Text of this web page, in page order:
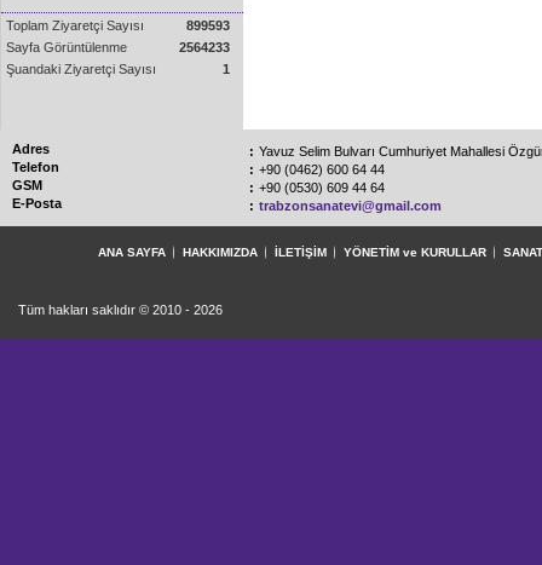
Toplam Ziyaretçi Sayısı
899593
Sayfa Görüntülenme
2564233
Şuandaki Ziyaretçi Sayısı
1
Adres : Yavuz Selim Bulvarı Cumhuriyet Mahallesi
Telefon
: +90 (0462) 600 64 44
GSM
: +90 (0530) 609 44 64
E-Posta
: trabzonsanatevi@gmail.com
ANA SAYFA HAKKIMIZDA İLETİŞİM YÖNETİM ve KURULLAR
Tüm hakları saklıdır © 2010 - 2026